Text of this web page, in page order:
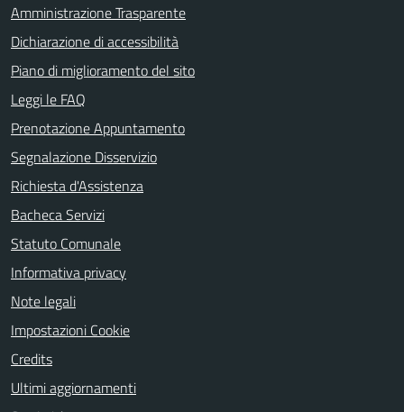
Amministrazione Trasparente
Dichiarazione di accessibilità
Piano di miglioramento del sito
Leggi le FAQ
Prenotazione Appuntamento
Segnalazione Disservizio
Richiesta d'Assistenza
Bacheca Servizi
Statuto Comunale
Informativa privacy
Note legali
Impostazioni Cookie
Credits
Ultimi aggiornamenti